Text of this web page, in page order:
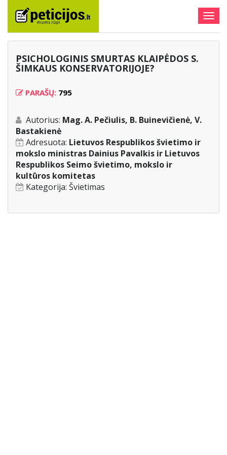
PSICHOLOGINIS SMURTAS KLAIPĖDOS S.
ŠIMKAUS KONSERVATORIJOJE?
PARAŠŲ: 795
Autorius: Mag. A. Pečiulis, B. Buinevičienė, V.
Bastakienė
Adresuota: Lietuvos Respublikos švietimo ir
mokslo ministras Dainius Pavalkis ir Lietuvos
Respublikos Seimo švietimo, mokslo ir
kultūros komitetas
Kategorija: Švietimas